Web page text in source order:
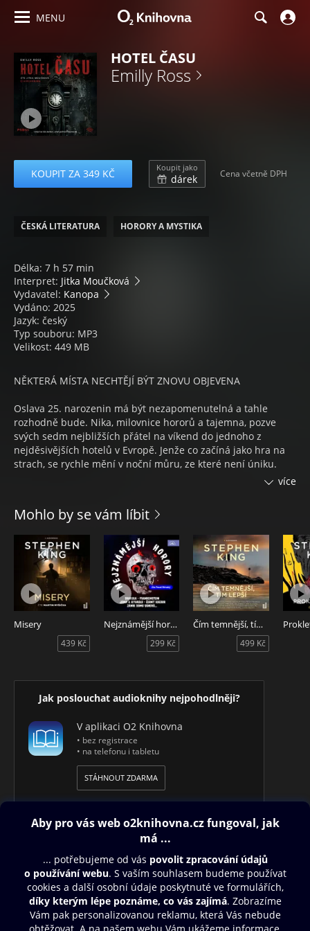
MENU
HOTEL ČASU
Emilly Ross
KOUPIT ZA 349 KČ Koupit jako
dárek Cena včetně DPH
ČESKÁ LITERATURA HORORY A MYSTIKA
Délka: 7 h 57 min
Interpret: Jitka Moučková
Vydavatel: Kanopa
Vydáno: 2025
Jazyk: český
Typ souboru: MP3
Velikost: 449 MB
NĚKTERÁ MÍSTA NECHTĚJÍ BÝT ZNOVU OBJEVENA
Oslava 25. narozenin má být nezapomenutelná a tahle
rozhodně bude. Nika, milovnice hororů a tajemna, pozve
svých sedm nejbližších přátel na víkend do jednoho z
nejděsivějších hotelů v Evropě. Jenže co začíná jako hra na
strach, se rychle mění v noční můru, ze které není úniku.
doopravdy nespala.
Jak dlouho může člověk zůstat racionální, když se realita
láme a čas ztrácí směr? A co všechno se může stát, když
probudíte místo, které nikdy nemělo být znovu navštíveno?
Audiokniha Hotel času, autorka Emilly Ross, čte Jitka
více
Mohlo by se vám líbit
Misery
439 Kč
Nejznámější horory
299 Kč
Čím temnější, tím lepší
499 Kč
Jak poslouchat audioknihy nejpohodlněji?
V aplikaci O2 Knihovna
• bez registrace
• na telefonu i tabletu
STÁHNOUT ZDARMA
Obsah ke stažení
Moje O2 Knihovna
Další zábava